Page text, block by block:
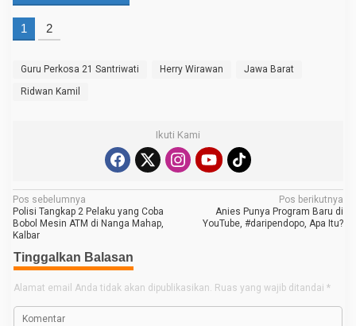
1 2
Guru Perkosa 21 Santriwati Herry Wirawan
Jawa Barat
Ridwan Kamil
Ikuti Kami
N
a
v
i
g
a
Pos sebelumnya
Polisi Tangkap 2 Pelaku yang Coba
Bobol Mesin ATM di Nanga Mahap,
Kalbar
Pos berikutnya
Anies Punya Program Baru di
YouTube, #daripendopo, Apa Itu?
Tinggalkan Balasan
Alamat email Anda tidak akan dipublikasikan. Ruas yang wajib ditandai *